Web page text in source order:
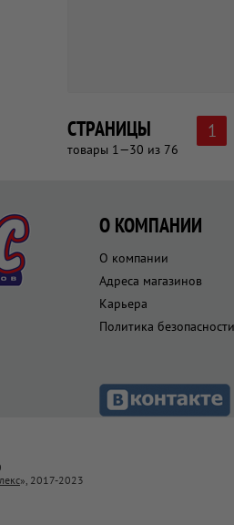
СТРАНИЦЫ
товары 1—30 из 76
1
О КОМПАНИИ
О компании
Адреса магазинов
Карьера
Политика безопасности
», 2017-2023